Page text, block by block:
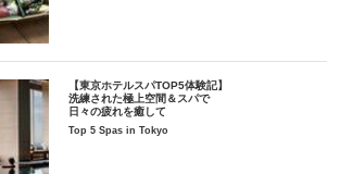
【東京ホテルスパTOP5体験記】
洗練された極上空間＆スパで
日々の疲れを癒して
Top 5 Spas in Tokyo